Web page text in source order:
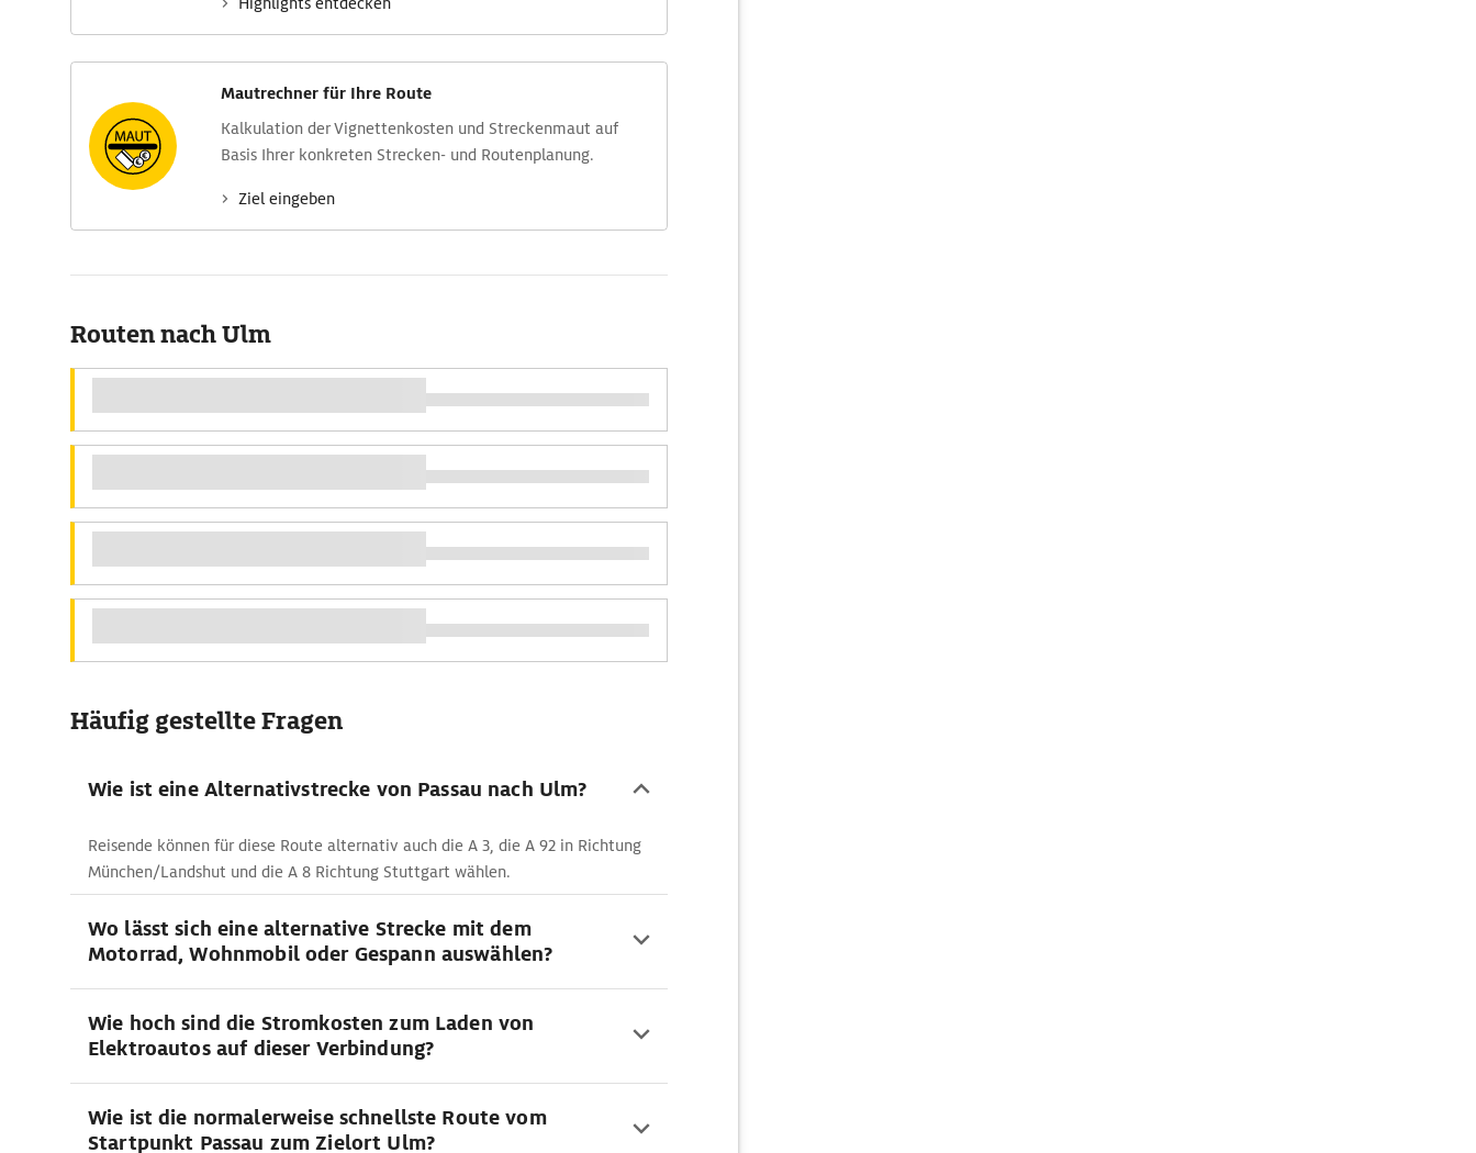
Mautrechner für Ihre Route
Kalkulation der Vignettenkosten und Streckenmaut auf
Basis Ihrer konkreten Strecken- und Routenplanung.
Ziel eingeben
Routen nach Ulm
Häufig gestellte Fragen
Wie ist eine Alternativstrecke von Passau nach Ulm?
Reisende können für diese Route alternativ auch die A 3, die A 92 in Richtung
München/Landshut und die A 8 Richtung Stuttgart wählen.
Wo lässt sich eine alternative Strecke mit dem
Motorrad, Wohnmobil oder Gespann auswählen?
Wie hoch sind die Stromkosten zum Laden von
Elektroautos auf dieser Verbindung?
Wie ist die normalerweise schnellste Route vom
Startpunkt Passau zum Zielort Ulm?